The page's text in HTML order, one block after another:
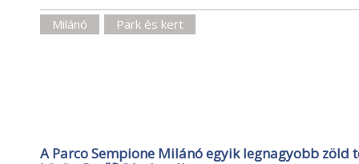
Milánó Park és kert
A Parco Sempione Milánó egyik legnagyobb zöld